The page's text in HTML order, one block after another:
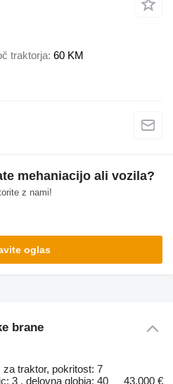
traktorja 60 KM
mehaniacijo ali vozila?
z nami!
oglas
brane
za traktor, pokritost: 7
3 , delovna globia: 40
43.000 €